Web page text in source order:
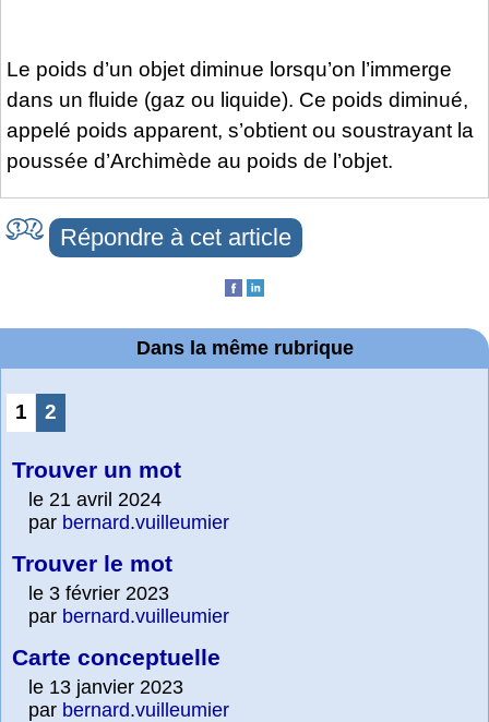
Le poids d’un objet diminue lorsqu’on l’immerge
dans un fluide (gaz ou liquide). Ce poids diminué,
appelé poids apparent, s’obtient ou soustrayant la
poussée d’Archimède au poids de l’objet.
Répondre à cet article
Dans la même rubrique
1 2
Trouver un mot
le 21 avril 2024
par bernard.vuilleumier
Trouver le mot
le 3 février 2023
par bernard.vuilleumier
Carte conceptuelle
le 13 janvier 2023
par bernard.vuilleumier